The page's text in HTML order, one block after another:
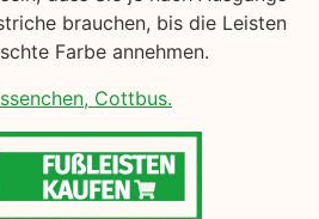
brauchen, bis die Leisten
Farbe annehmen.
Cottbus.